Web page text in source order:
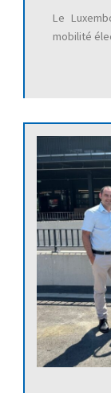
Le
mobilité